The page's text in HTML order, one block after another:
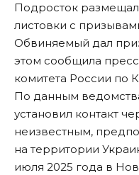
Подросток
листовки с
Обвиняемый дал
этом сообщила
комитета России по
По данным
установил контакт
неизвестным,
на территории
июля 2025 года в